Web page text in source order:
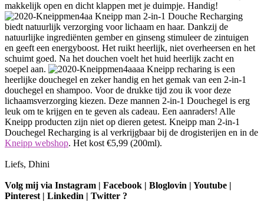
makkelijk open en dicht klappen met je duimpje. Handig!
Kneipp man 2-in-1 Douche Recharging
biedt natuurlijk verzorging voor lichaam en haar. Dankzij de
natuurlijke ingrediënten gember en ginseng stimuleer de zintuigen
en geeft een energyboost. Het ruikt heerlijk, niet overheersen en het
schuimt goed. Na het douchen voelt het huid heerlijk zacht en
soepel aan.
Kneipp recharing is een
heerlijke douchegel en zeker handig en het gemak van een 2-in-1
douchegel en shampoo. Voor de drukke tijd zou ik voor deze
lichaamsverzorging kiezen. Deze mannen 2-in-1 Douchegel is erg
leuk om te krijgen en te geven als cadeau. Een aanraders! Alle
Kneipp producten zijn niet op dieren getest. Kneipp man 2-in-1
Douchegel Recharging is al verkrijgbaar bij de drogisterijen en in de
Kneipp webshop. Het kost €5,99 (200ml).
Liefs, Dhini
Volg mij via Instagram | Facebook | Bloglovin | Youtube |
Pinterest | Linkedin | Twitter ?